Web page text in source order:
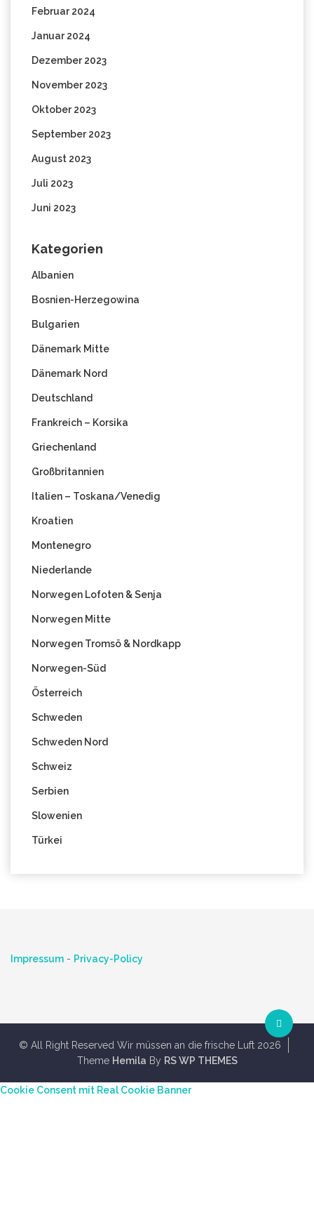
Februar 2024
Januar 2024
Dezember 2023
November 2023
Oktober 2023
September 2023
August 2023
Juli 2023
Juni 2023
Kategorien
Albanien
Bosnien-Herzegowina
Bulgarien
Dänemark Mitte
Dänemark Nord
Deutschland
Frankreich – Korsika
Griechenland
Großbritannien
Italien – Toskana/Venedig
Kroatien
Montenegro
Niederlande
Norwegen Lofoten & Senja
Norwegen Mitte
Norwegen Tromsö & Nordkapp
Norwegen-Süd
Österreich
Schweden
Schweden Nord
Schweiz
Serbien
Slowenien
Türkei
Impressum - Privacy-Policy
© All Right Reserved Wir müssen an die frische Luft 2026
Theme Hemila By RS WP THEMES
Cookie Consent mit Real Cookie Banner